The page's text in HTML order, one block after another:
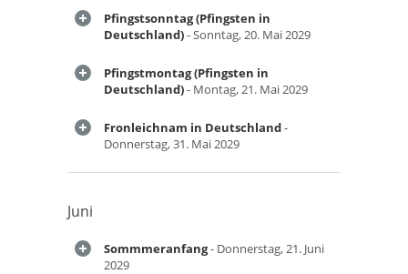
Pfingstsonntag (Pfingsten in
Deutschland)- Sonntag, 20. Mai 2029
Pfingstmontag (Pfingsten in
Deutschland)- Montag, 21. Mai 2029
Fronleichnam in Deutschland-
Donnerstag, 31. Mai 2029
Juni
Sommmeranfang- Donnerstag, 21. Juni
2029